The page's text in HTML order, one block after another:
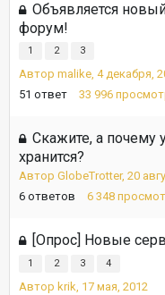
Объявляется
форум!
1 2 3
Автор malike, 4 декабря,
51 ответ 33 996
Скажите, а почему
хранится?
Автор GlobeTrotter, 20
6 ответов 6 348
[Опрос] Новые
1 2 3 4
Автор krik, 17 мая, 2012